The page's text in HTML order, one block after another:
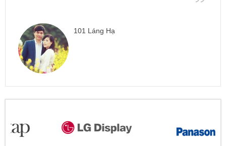
101 Láng Hạ